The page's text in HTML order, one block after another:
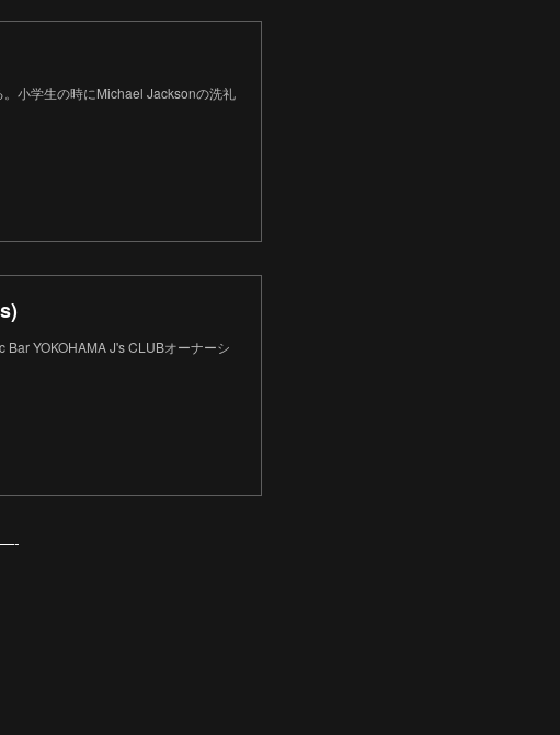
小学生の時にMichael Jacksonの洗礼
YOKOHAMA J's CLUBオーナーシ